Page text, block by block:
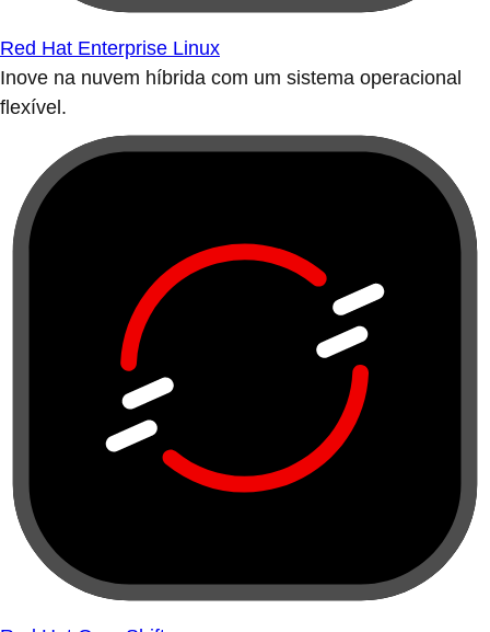
Red Hat Enterprise Linux
Inove na nuvem híbrida com um sistema operacional
flexível.